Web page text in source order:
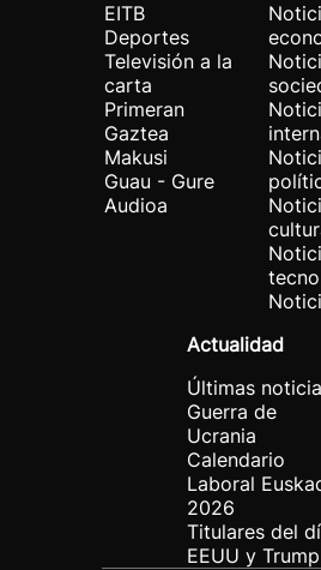
EITB
Deportes
Televisión a la
carta
Primeran
Gaztea
Makusi
Guau - Gure
Audioa
Actualidad
Últimas
Guerra de
Ucrania
Calendario
Laboral
2026
Titulares del
EEUU y Trump